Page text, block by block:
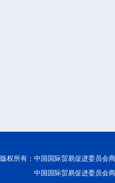
版权所有： 中国国际贸易促进委员会
中国国际贸易促进委员会